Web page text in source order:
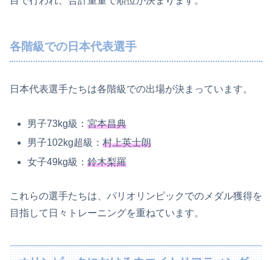
各階級での日本代表選手
日本代表選手たちは各階級での出場が決まっています。
男子73kg級：宮本昌典
男子102kg超級：村上英士朗
女子49kg級：鈴木梨羅
これらの選手たちは、パリオリンピックでのメダル獲得を
目指して日々トレーニングを重ねています。